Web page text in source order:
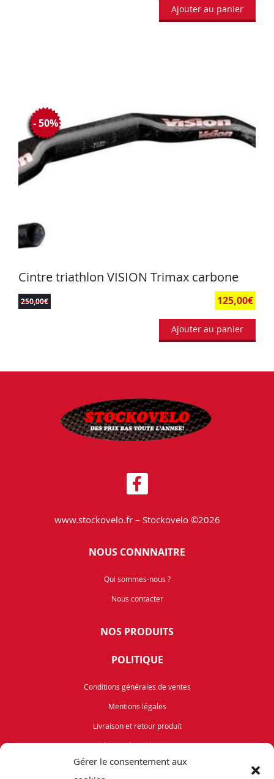
Gérer le consentement aux
Ajouter au panier
Cintre triathlon VISION Trimax carbone
250,00€ 125,00€
- 50%
Ajouter au panier
www.stockovelo.fr – Stockovelo ©2026
NOUS CONNNAITRE
Qui sommes-nous ?
Nous contacter
NOS PRODUITS
POLITIQUE
Conditions générales de ventes
Mentions légales
Livraison et retour produit
Politique de cookies (UE)